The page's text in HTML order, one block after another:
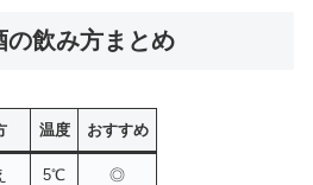
飲み方まとめ
温度 おすすめ
5℃ ◎